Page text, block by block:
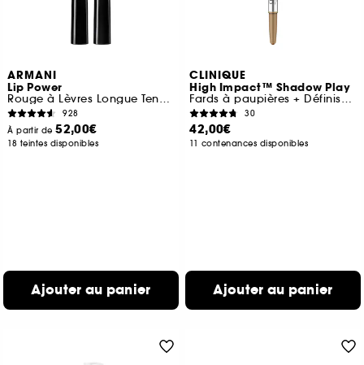
ARMANI
Lip Power
Rouge à Lèvres Longue Tenue et Couleur Intense
928
À partir de52,00€
18 teintes disponibles
Ajouter au panier
CLINIQUE
High Impact™ Shadow Play
Fards à paupières + Définisseur
30
42,00€
11 contenances disponibles
Ajouter au panier